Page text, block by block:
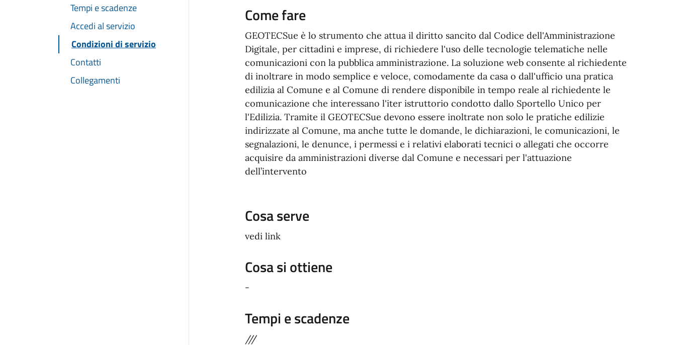
Tempi e scadenze
Accedi al servizio
Condizioni di servizio
Contatti
Collegamenti
Come fare
GEOTECSue è lo strumento che attua il diritto sancito dal Codice dell'Amministrazione
Digitale, per cittadini e imprese, di richiedere l'uso delle tecnologie telematiche nelle
comunicazioni con la pubblica amministrazione. La soluzione web consente al richiedente
di inoltrare in modo semplice e veloce, comodamente da casa o dall'ufficio una pratica
edilizia al Comune e al Comune di rendere disponibile in tempo reale al richiedente le
comunicazione che interessano l'iter istruttorio condotto dallo Sportello Unico per
l'Edilizia. Tramite il GEOTECSue devono essere inoltrate non solo le pratiche edilizie
indirizzate al Comune, ma anche tutte le domande, le dichiarazioni, le comunicazioni, le
segnalazioni, le denunce, i permessi e i relativi elaborati tecnici o allegati che occorre
acquisire da amministrazioni diverse dal Comune e necessari per l'attuazione
dell’intervento
Cosa serve
vedi link
Cosa si ottiene
-
Tempi e scadenze
///